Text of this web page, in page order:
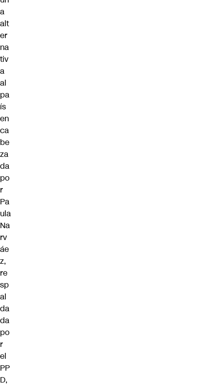
a
alt
er
na
tiv
a
al
pa
ís
en
ca
be
za
da
po
r
Pa
ula
Na
rv
áe
z,
re
sp
al
da
da
po
r
el
PP
D,